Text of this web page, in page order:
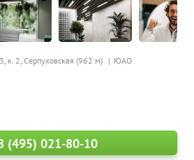
к. 2, Серпуховская (962 м) ЮАО
(495) 021-80-10